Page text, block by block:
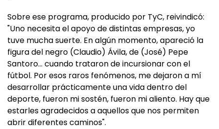
Sobre ese programa, producido por TyC, reivindicó:
"Uno necesita el apoyo de distintas empresas, yo
tuve mucha suerte. En algún momento, apareció la
figura del negro (Claudio) Ávila, de (José) Pepe
Santoro... cuando trataron de incursionar con el
fútbol. Por esos raros fenómenos, me dejaron a mí
desarrollar prácticamente una vida dentro del
deporte, fueron mi sostén, fueron mi aliento. Hay que
estarles agradecidos a aquellos que nos permiten
abrir diferentes caminos".